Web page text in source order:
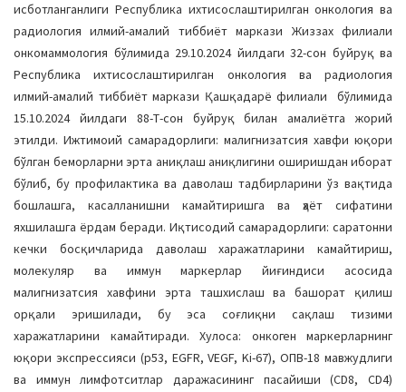
исботланганлиги Республика ихтисослаштирилган онкология ва
радиология илмий-амалий тиббиёт маркази Жиззах филиали
онкомаммология бўлимида 29.10.2024 йилдаги 32-сон буйруқ ва
Республика ихтисослаштирилган онкология ва радиология
илмий-амалий тиббиёт маркази Қашқадарё филиали бўлимида
15.10.2024 йилдаги 88-Т-сон буйруқ билан амалиётга жорий
этилди. Ижтимоий самарадорлиги: малигнизатсия хавфи юқори
бўлган беморларни эрта аниқлаш аниқлигини оширишдан иборат
бўлиб, бу профилактика ва даволаш тадбирларини ўз вақтида
бошлашга, касалланишни камайтиришга ва ҳаёт сифатини
яхшилашга ёрдам беради. Иқтисодий самарадорлиги: саратонни
кечки босқичларида даволаш харажатларини камайтириш,
молекуляр ва иммун маркерлар йиғиндиси асосида
малигнизатсия хавфини эрта ташхислаш ва башорат қилиш
орқали эришилади, бу эса соғлиқни сақлаш тизими
харажатларини камайтиради. Хулоса: онкоген маркерларнинг
юқори экспрессияси (p53, EGFR, VEGF, Ki-67), ОПВ-18 мавжудлиги
ва иммун лимфотситлар даражасининг пасайиши (CD8, CD4)